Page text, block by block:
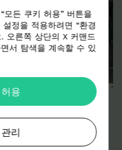
한국에 도착하다
모든 쿠키 허용” 버튼을
정을 적용하려면 “환경
오른쪽 상단의 X 커맨드
서 탐색을 계속할 수 있
용
리